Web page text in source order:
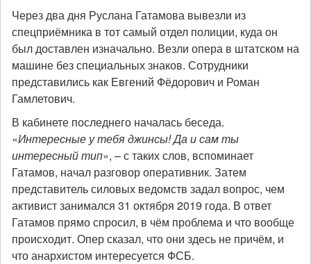
Через два дня Руслана Гатамова вывезли из
спецприёмника в тот самый отдел полиции, куда он
был доставлен изначально. Везли опера в штатском на
машине без специальных знаков. Сотрудники
представились как Евгений Фёдорович и Роман
Гамлетович.
В кабинете последнего началась беседа.
«Интересные у тебя джинсы! Да и сам ты
интересный тип», – с таких слов, вспоминает
Гатамов, начал разговор оперативник. Затем
представитель силовых ведомств задал вопрос, чем
активист занимался 31 октября 2019 года. В ответ
Гатамов прямо спросил, в чём проблема и что вообще
происходит. Опер сказал, что они здесь не причём, и
что анархистом интересуется ФСБ.